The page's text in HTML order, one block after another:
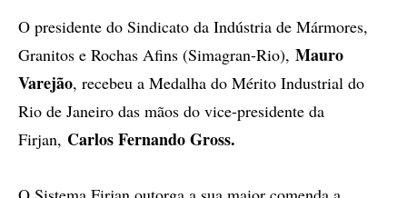
compartilhamento
O presidente do Sindicato da Indústria de Mármores,
Granitos e Rochas Afins (Simagran-Rio), Mauro
Varejão, recebeu a Medalha do Mérito Industrial do
Rio de Janeiro das mãos do vice-presidente da
Firjan, Carlos Fernando Gross.